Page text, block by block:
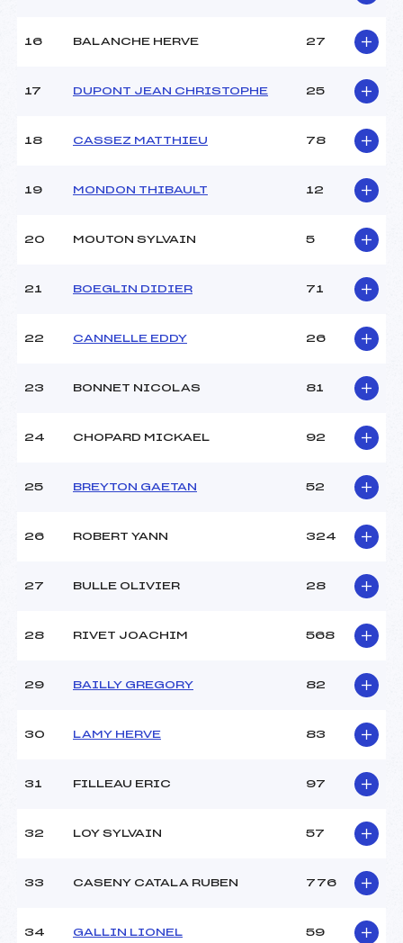
16 BALANCHE HERVE 27
17 DUPONT JEAN CHRISTOPHE 25
18 CASSEZ MATTHIEU 78
19 MONDON THIBAULT 12
20 MOUTON SYLVAIN 5
21 BOEGLIN DIDIER 71
22 CANNELLE EDDY 26
23 BONNET NICOLAS 81
24 CHOPARD MICKAEL 92
25 BREYTON GAETAN 52
26 ROBERT YANN 324
27 BULLE OLIVIER 28
28 RIVET JOACHIM 568
29 BAILLY GREGORY 82
30 LAMY HERVE 83
31 FILLEAU ERIC 97
32 LOY SYLVAIN 57
33 CASENY CATALA RUBEN 776
34 GALLIN LIONEL 59